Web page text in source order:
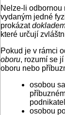
Nelze-li odbornou
vydaným jedné
prokázat
které určují
Pokud je v rámci
oboru, rozumí se
oboru nebo
osobou
osobou